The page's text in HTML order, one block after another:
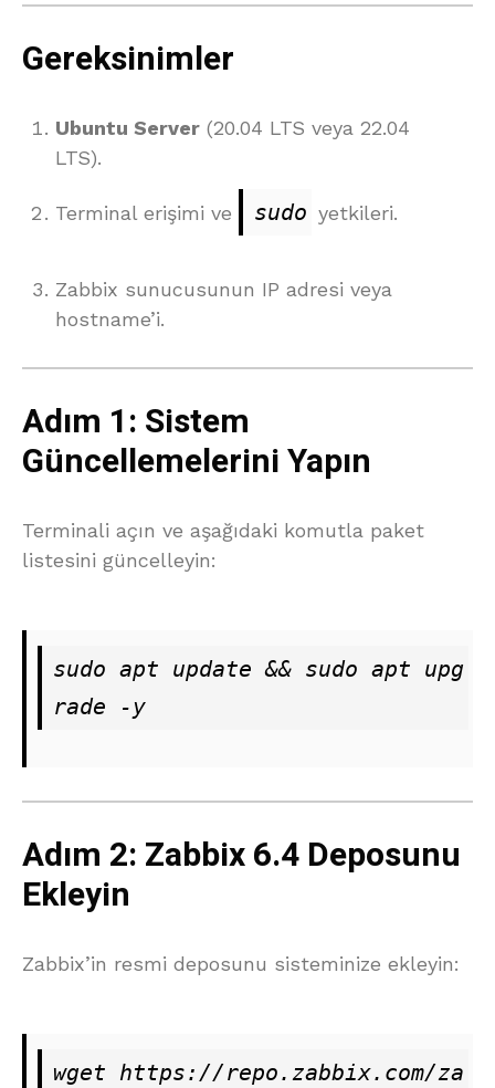
Gereksinimler
Ubuntu Server (20.04 LTS veya 22.04
LTS).
Terminal erişimi ve sudo yetkileri.
Zabbix sunucusunun IP adresi veya
hostname’i.
Adım 1: Sistem
Güncellemelerini Yapın
Terminali açın ve aşağıdaki komutla paket
listesini güncelleyin:
sudo apt update && sudo apt upg
rade -y
Adım 2: Zabbix 6.4 Deposunu
Ekleyin
Zabbix’in resmi deposunu sisteminize ekleyin:
wget https://repo.zabbix.com/za